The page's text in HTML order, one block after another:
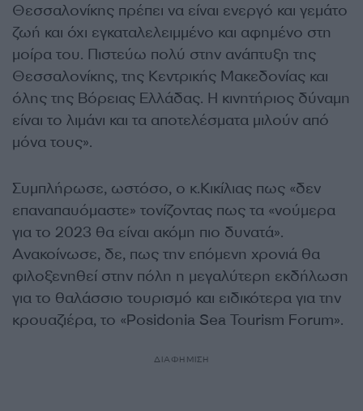
Θεσσαλονίκης πρέπει να είναι ενεργό και γεμάτο
ζωή και όχι εγκαταλελειμμένο και αφημένο στη
μοίρα του. Πιστεύω πολύ στην ανάπτυξη της
Θεσσαλονίκης, της Κεντρικής Μακεδονίας και
όλης της Βόρειας Ελλάδας. Η κινητήριος δύναμη
είναι το λιμάνι και τα αποτελέσματα μιλούν από
μόνα τους».
Συμπλήρωσε, ωστόσο, ο κ.Κικίλιας πως «δεν
επαναπαυόμαστε» τονίζοντας πως τα «νούμερα
για το 2023 θα είναι ακόμη πιο δυνατά».
Ανακοίνωσε, δε, πως την επόμενη χρονιά θα
φιλοξενηθεί στην πόλη η μεγαλύτερη εκδήλωση
για το θαλάσσιο τουρισμό και ειδικότερα για την
κρουαζιέρα, το «Posidonia Sea Tourism Forum».
ΔΙΑΦΗΜΙΣΗ